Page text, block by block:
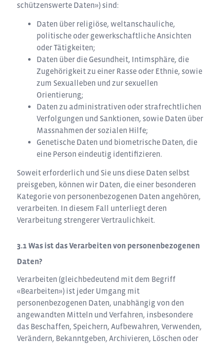
schützenswerte Daten») sind:
Daten über religiöse, weltanschauliche,
politische oder gewerkschaftliche Ansichten
oder Tätigkeiten;
Daten über die Gesundheit, Intimsphäre, die
Zugehörigkeit zu einer Rasse oder Ethnie, sowie
zum Sexualleben und zur sexuellen
Orientierung;
Daten zu administrativen oder strafrechtlichen
Verfolgungen und Sanktionen, sowie Daten über
Massnahmen der sozialen Hilfe;
Genetische Daten und biometrische Daten, die
eine Person eindeutig identifizieren.
Soweit erforderlich und Sie uns diese Daten selbst
preisgeben, können wir Daten, die einer besonderen
Kategorie von personenbezogenen Daten angehören,
verarbeiten. In diesem Fall unterliegt deren
Verarbeitung strengerer Vertraulichkeit.
Was ist das Verarbeiten von personenbezogenen
Daten?
Verarbeiten (gleichbedeutend mit dem Begriff
«Bearbeiten») ist jeder Umgang mit
personenbezogenen Daten, unabhängig von den
angewandten Mitteln und Verfahren, insbesondere
das Beschaffen, Speichern, Aufbewahren, Verwenden,
Verändern, Bekanntgeben, Archivieren, Löschen oder